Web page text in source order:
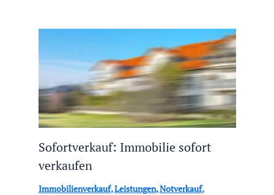
Sofortverkauf: Immobilie sofort
verkaufen
Immobilienverkauf,Leistungen,Notverkauf,